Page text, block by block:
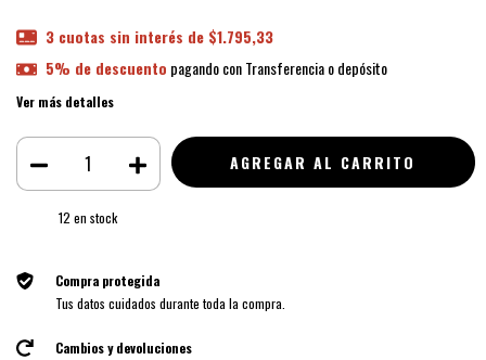
3 cuotas sin interés de $1.795,33
5% de descuento pagando con Transferencia o depósito
Ver más detalles
12 en stock
Compra protegida
Tus datos cuidados durante toda la compra.
Cambios y devoluciones